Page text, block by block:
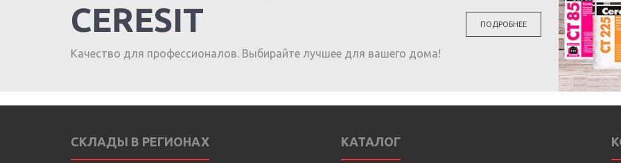
CERESIT
Качество для профессионалов. Выбирайте лучшее для вашего дома!
ПОДРОБНЕЕ
СКЛАДЫ В РЕГИОНАХ КАТАЛОГ